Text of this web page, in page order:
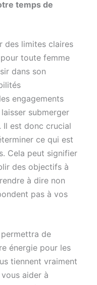
temps de
des limites claires
toute femme
dans son
engagements
submerger
Il est donc crucial
ce qui est
Cela peut signifier
des objectifs à
à dire non
pas à vos
de
énergie pour les
tiennent vraiment
aider à